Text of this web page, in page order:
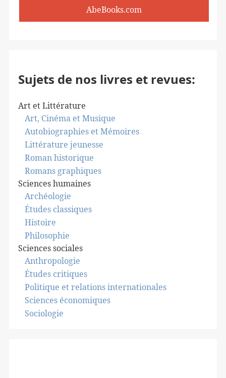
AbeBooks.com
Sujets de nos livres et revues:
Art et Littérature
Art, Cinéma et Musique
Autobiographies et Mémoires
Littérature jeunesse
Roman historique
Romans graphiques
Sciences humaines
Archéologie
Études classiques
Histoire
Philosophie
Sciences sociales
Anthropologie
Études critiques
Politique et relations internationales
Sciences économiques
Sociologie